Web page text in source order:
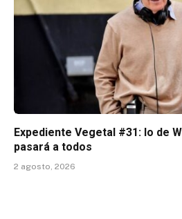
Expediente Vegetal #31: lo de
pasará a todos
2 agosto, 2026